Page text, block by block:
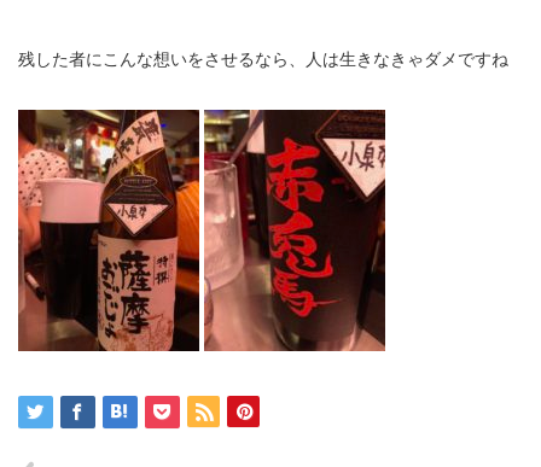
残した者にこんな想いをさせるなら、人は生きなきゃダメですね